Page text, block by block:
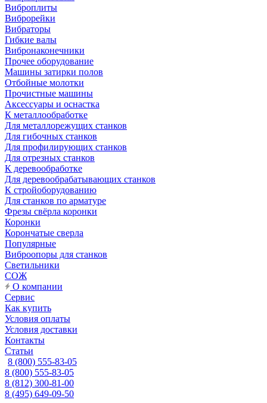
Виброплиты
Виброрейки
Вибраторы
Гибкие валы
Вибронаконечники
Прочее оборудование
Машины затирки полов
Отбойные молотки
Прочистные машины
Аксeccyapы и оснастка
К металлообработке
Для металлорежущих станков
Для гибочных станков
Для профилирующих станков
Для отрезных станков
К деревообработке
Для деревообрабатывающих станков
К стройоборудованию
Для станков по арматуре
Фрезы свёрла коронки
Коронки
Корончатые сверла
Популярные
Виброопоры для станков
Светильники
СОЖ
О компании
Сервис
Как купить
Условия оплаты
Условия доставки
Контакты
Статьи
8 (800) 555-83-05
8 (800) 555-83-05
8 (812) 300-81-00
8 (495) 649-09-50